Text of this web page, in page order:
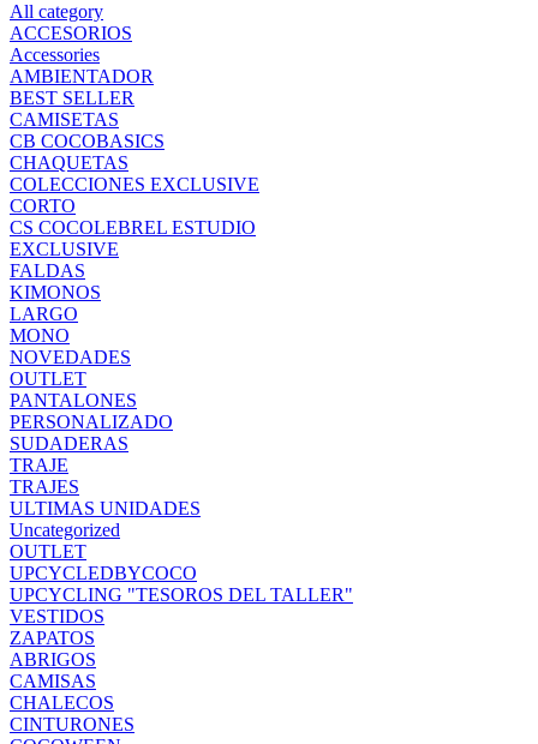
All category
ACCESORIOS
Accessories
AMBIENTADOR
BEST SELLER
CAMISETAS
CB COCOBASICS
CHAQUETAS
COLECCIONES EXCLUSIVE
CORTO
CS COCOLEBREL ESTUDIO
EXCLUSIVE
FALDAS
KIMONOS
LARGO
MONO
NOVEDADES
OUTLET
PANTALONES
PERSONALIZADO
SUDADERAS
TRAJE
TRAJES
ULTIMAS UNIDADES
Uncategorized
OUTLET
UPCYCLEDBYCOCO
UPCYCLING "TESOROS DEL TALLER"
VESTIDOS
ZAPATOS
ABRIGOS
CAMISAS
CHALECOS
CINTURONES